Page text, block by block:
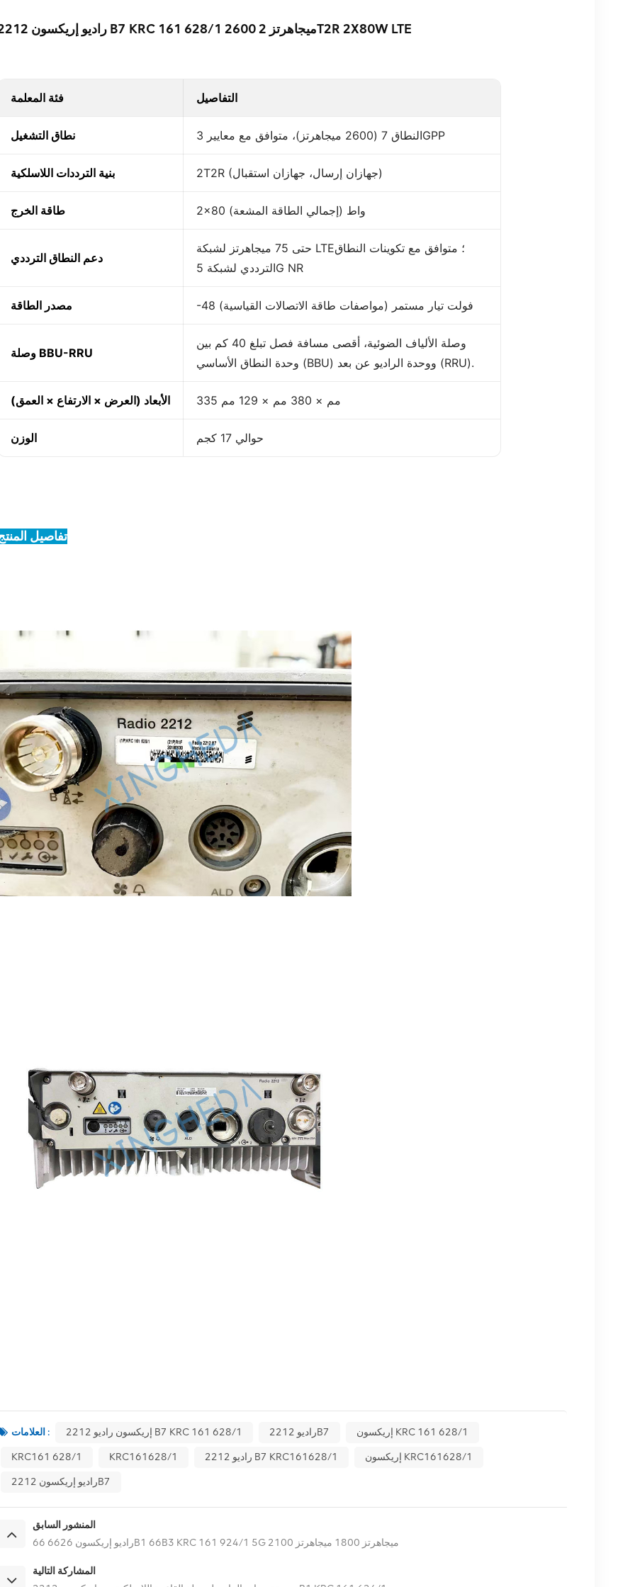
راديو إريكسون 2212 B7 KRC 161 628/1 2600 ميجاهرتز 2T2R 2X80W LTE
فئة المعلمة التفاصيل
نطاق التشغيل النطاق 7 (2600 ميجاهرتز)، متوافق مع معايير 3GPP
بنية الترددات اللاسلكية 2T2R (جهازان إرسال، جهازان استقبال)
طاقة الخرج 2×80 واط (إجمالي الطاقة المشعة)
دعم النطاق الترددي
حتى 75 ميجاهرتز لشبكة LTE؛ متوافق مع تكوينات النطاق
الترددي لشبكة 5G NR
مصدر الطاقة -48 فولت تيار مستمر (مواصفات طاقة الاتصالات القياسية)
وصلة BBU-RRU
وصلة الألياف الضوئية، أقصى مسافة فصل تبلغ 40 كم بين
وحدة النطاق الأساسي (BBU) ووحدة الراديو عن بعد (RRU).
الأبعاد (العرض × الارتفاع × العمق) 335 مم × 380 مم × 129 مم
الوزن حوالي 17 كجم
تفاصيل
العلامات : إريكسون راديو 2212 B7 KRC 161 628/1 راديو 2212B7 إريكسون KRC 161 628/1
KRC161 628/1 KRC161628/1 راديو 2212 B7 KRC161628/1 إريكسون KRC161628/1
راديو إريكسون 2212B7
المنشور السابق
راديو إريكسون 6626 66B1 66B3 KRC 161 924/1 5G 2100 ميجاهرتز 1800 ميجاهرتز
المشاركة التالية